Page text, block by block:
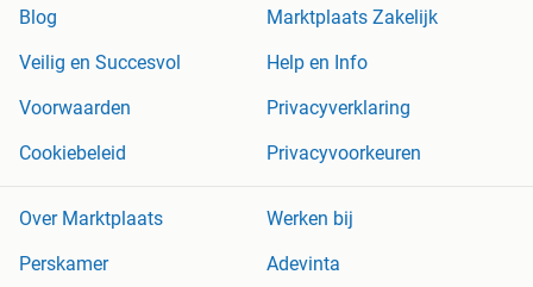
Blog
Marktplaats Zakelijk
Veilig en Succesvol
Help en Info
Voorwaarden
Privacyverklaring
Cookiebeleid
Privacyvoorkeuren
Over Marktplaats
Werken bij
Perskamer
Adevinta